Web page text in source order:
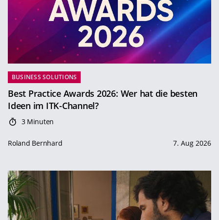
BUSINESS SOLUTIONS
Best Practice Awards 2026: Wer hat die besten
Ideen im ITK-Channel?
3 Minuten
Roland Bernhard 7. Aug 2026